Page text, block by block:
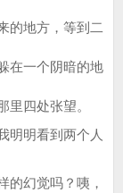
地方，等到二
在一个阴暗的地
四处张望。
明看到两个人
幻觉吗？咦，